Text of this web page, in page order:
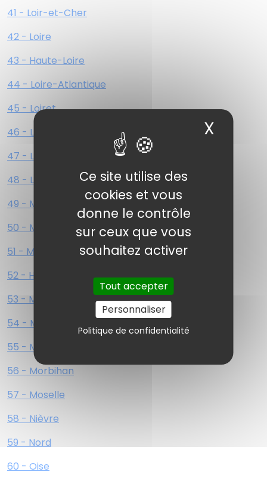
Ce site utilise des
cookies et vous
donne le contrôle
sur ceux que vous
souhaitez activer
Tout accepter
Personnaliser
Politique de confidentialité
X
41 - Loir-et-Cher
42 - Loire
43 - Haute-Loire
44 - Loire-Atlantique
45 - Loiret
46 - Lot
47 - Lot-et-Garonne
48 - Lozère
49 - Maine-et-Loire
50 - Manche
51 - Marne
52 - Haute-Marne
53 - Mayenne
54 - Meurthe-et-Moselle
55 - Meuse
56 - Morbihan
57 - Moselle
58 - Nièvre
59 - Nord
60 - Oise